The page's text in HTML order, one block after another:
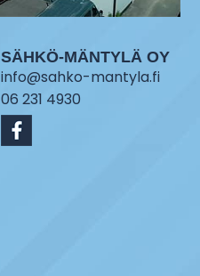
SÄHKÖ-MÄNTYLÄ OY
info@sahko-mantyla.fi
06 231 4930